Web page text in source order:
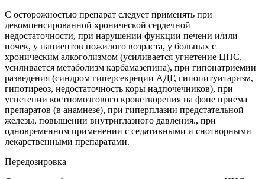
С осторожностью препарат следует применять при
декомпенсированной хронической сердечной
недостаточности, при нарушении функции печени и/или
почек, у пациентов пожилого возраста, у больных с
хроническим алкоголизмом (усиливается угнетение ЦНС,
усиливается метаболизм карбамазепина), при гипонатриемии
разведения (синдром гиперсекреции АДГ, гипопитуитаризм,
гипотиреоз, недостаточность коры надпочечников), при
угнетении костномозгового кроветворения на фоне приема
препаратов (в анамнезе), при гиперплазии предстательной
железы, повышении внутриглазного давления., при
одновременном применении с седативными и снотворными
лекарственными препаратами.
Передозировка